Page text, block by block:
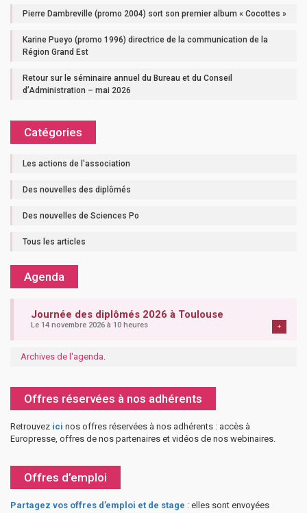
Pierre Dambreville (promo 2004) sort son premier album « Cocottes »
Karine Pueyo (promo 1996) directrice de la communication de la
Région Grand Est
Retour sur le séminaire annuel du Bureau et du Conseil
d’Administration – mai 2026
Catégories
Les actions de l'association
Des nouvelles des diplômés
Des nouvelles de Sciences Po
Tous les articles
Agenda
Journée des diplômés 2026 à Toulouse
Le 14 novembre 2026 à 10 heures +
Archives de l'agenda
Offres réservées à nos adhérents
Retrouvez ici nos offres réservées à nos adhérents : accès à
Europresse, offres de nos partenaires et vidéos de nos webinaires.
Offres d’emploi
Partagez vos offres d’emploi et de stage : elles sont envoyées